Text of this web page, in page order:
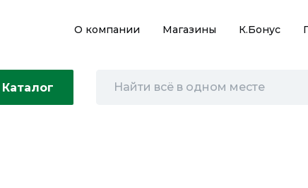
О компании Магазины К.Бонус
Каталог